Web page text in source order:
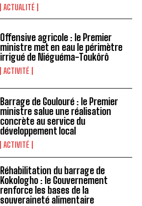
ACTUALITÉ
Offensive agricole : le Premier
ministre met en eau le périmètre
irrigué de Niéguéma-Toukôrô
ACTIVITÉ
Barrage de Goulouré : le Premier
ministre salue une réalisation
concrète au service du
développement local
ACTIVITÉ
Réhabilitation du barrage de
Kokologho : le Gouvernement
renforce les bases de la
souveraineté alimentaire ‎